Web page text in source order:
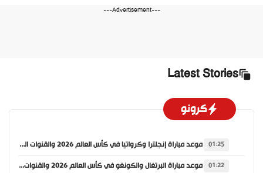
---Advertisement---
Latest Stories
كرونو
01:25 موعد مباراة إنجلترا وكرواتيا في كأس العالم 2026 والقنوات الناقلة
01:22 موعد مباراة البرتغال والكونغو في كأس العالم 2026 والقنوات الناقلة